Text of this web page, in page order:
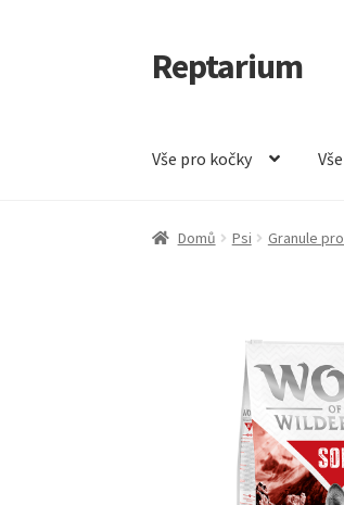
Přeskočit
na
Přejít
k
Reptarium
Vše pro kočky
Úvodní stránka Košík
Domů Psi Granule